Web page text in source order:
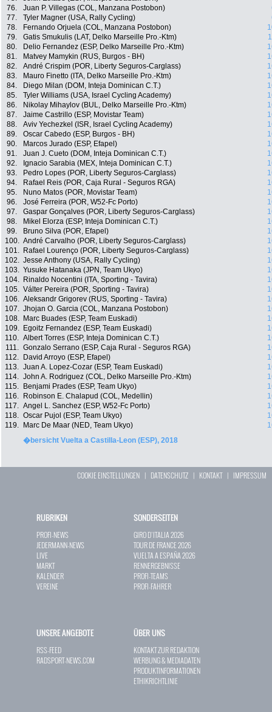
76.
Juan P. Villegas (COL, Manzana Postobon)
77.
Tyler Magner (USA, Rally Cycling)
78.
Fernando Orjuela (COL, Manzana Postobon)
79.
Gatis Smukulis (LAT, Delko Marseille Pro.-Ktm)
80.
Delio Fernandez (ESP, Delko Marseille Pro.-Ktm)
81.
Matvey Mamykin (RUS, Burgos - BH)
82.
André Crispim (POR, Liberty Seguros-Carglass)
83.
Mauro Finetto (ITA, Delko Marseille Pro.-Ktm)
84.
Diego Milan (DOM, Inteja Dominican C.T.)
85.
Tyler Williams (USA, Israel Cycling Academy)
86.
Nikolay Mihaylov (BUL, Delko Marseille Pro.-Ktm)
87.
Jaime Castrillo (ESP, Movistar Team)
88.
Aviv Yechezkel (ISR, Israel Cycling Academy)
89.
Oscar Cabedo (ESP, Burgos - BH)
90.
Marcos Jurado (ESP, Efapel)
91.
Juan J. Cueto (DOM, Inteja Dominican C.T.)
92.
Ignacio Sarabia (MEX, Inteja Dominican C.T.)
93.
Pedro Lopes (POR, Liberty Seguros-Carglass)
94.
Rafael Reis (POR, Caja Rural - Seguros RGA)
95.
Nuno Matos (POR, Movistar Team)
96.
José Ferreira (POR, W52-Fc Porto)
97.
Gaspar Gonçalves (POR, Liberty Seguros-Carglass)
98.
Mikel Elorza (ESP, Inteja Dominican C.T.)
99.
Bruno Silva (POR, Efapel)
100. André Carvalho (POR, Liberty Seguros-Carglass)
101.
Rafael Lourenço (POR, Liberty Seguros-Carglass)
102. Jesse Anthony (USA, Rally Cycling)
103. Yusuke Hatanaka (JPN, Team Ukyo)
104.
Rinaldo Nocentini (ITA, Sporting - Tavira)
105. Válter Pereira (POR, Sporting - Tavira)
106. Aleksandr Grigorev (RUS, Sporting - Tavira)
107. Jhojan O. Garcia (COL, Manzana Postobon)
108.
Marc Buades (ESP, Team Euskadi)
109.
Egoitz Fernandez (ESP, Team Euskadi)
110. Albert Torres (ESP, Inteja Dominican C.T.)
111. Gonzalo Serrano (ESP, Caja Rural - Seguros RGA)
112.
David Arroyo (ESP, Efapel)
113. Juan A. Lopez-Cozar (ESP, Team Euskadi)
114. John A. Rodriguez (COL, Delko Marseille Pro.-Ktm)
115.
Benjami Prades (ESP, Team Ukyo)
116.
Robinson E. Chalapud (COL, Medellin)
117. Angel L. Sanchez (ESP, W52-Fc Porto)
118. Oscar Pujol (ESP, Team Ukyo)
119.
Marc De Maar (NED, Team Ukyo)
�bersicht Vuelta a Castilla-Leon (ESP), 2018
COOKIE EINSTELLUNGEN | DATENSCHUTZ | KONTAKT| IMPRESSUM
RUBRIKEN
PROFI-NEWS
JEDERMANN-NEWS
LIVE
MARKT
KALENDER
VEREINE
SONDERSEITEN
GIRO D`ITALIA 2026
TOUR DE FRANCE 2026
VUELTA A ESPAÑA 2026
RENNERGEBNISSE
PROFI-TEAMS
PROFI-FAHRER
UNSERE ANGEBOTE
RSS-FEED
RADSPORT-NEWS.COM
ÜBER UNS
KONTAKT ZUR REDAKTION
WERBUNG & MEDIADATEN
PRODUKTINFORMATIONEN
ETHIKRICHTLINIE